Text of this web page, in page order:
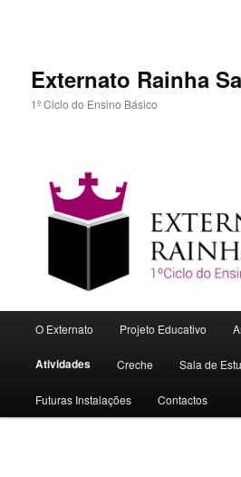
Externato Rainha
1º Ciclo do Ensino Básico
principal
Saltar
para
o
O Externato Projeto Educativo
Atividades Creche Sala de
Futuras Instalações Contactos